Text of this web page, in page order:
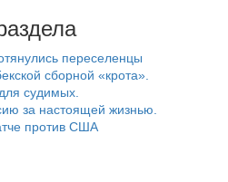
переселенцы
сборной «крота».
судимых.
за настоящей жизнью.
против США